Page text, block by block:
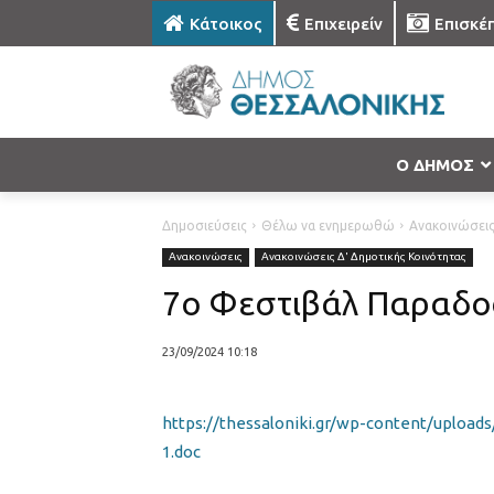
Κάτοικος Επιχειρείν
Ο ΔΗΜΟΣ
Δημοσιεύσεις Θέλω να ενημερωθώ Ανακοινώσεις
Ανακοινώσεις Ανακοινώσεις Δ' Δημοτικής Κοινότητας
7ο Φεστιβάλ
23/09/2024 10:18
https://thessaloniki.gr/wp-content/
1.doc